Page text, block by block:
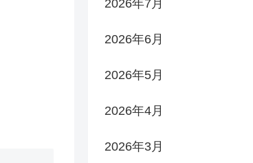
2026年7月
2026年6月
2026年5月
2026年4月
2026年3月